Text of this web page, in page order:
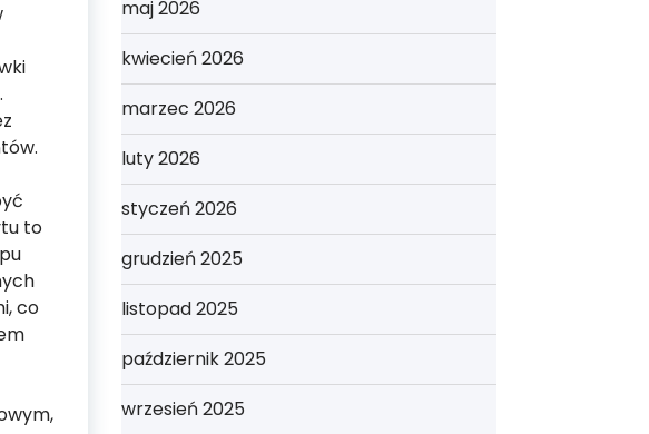
to
co
maj 2026
kwiecień 2026
marzec 2026
luty 2026
styczeń 2026
grudzień 2025
listopad 2025
październik 2025
wrzesień 2025